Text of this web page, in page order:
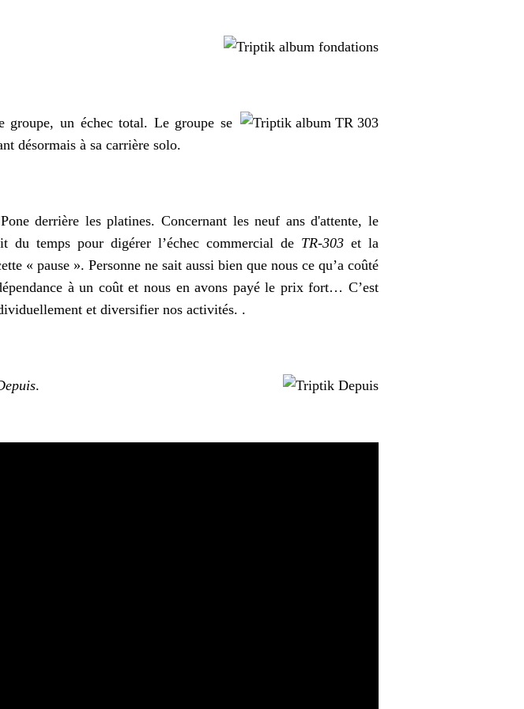
groupe, un échec total. Le groupe se
désormais à sa carrière solo.
derrière les platines. Concernant les neuf ans d'attente, le
temps pour digérer l’échec commercial de TR-303 et la
« pause ». Personne ne sait aussi bien que nous ce qu’a coûté
à un coût et nous en avons payé le prix fort… C’est
et diversifier nos activités. .
.